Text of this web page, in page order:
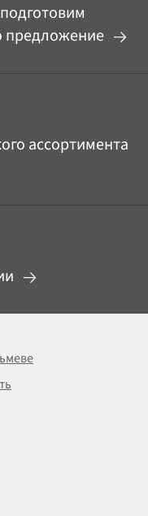
предложение
ассортимента